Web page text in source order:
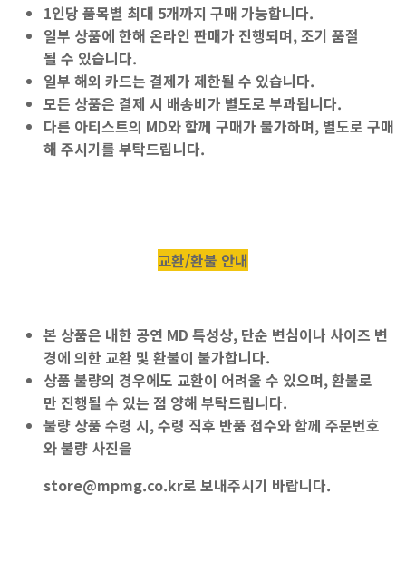
1인당 품목별 최대 5개까지 구매 가능합니다.
일부 상품에 한해 온라인 판매가 진행되며, 조기 품절
될 수 있습니다.
일부 해외 카드는 결제가 제한될 수 있습니다.
모든 상품은 결제 시 배송비가 별도로 부과됩니다.
다른 아티스트의 MD와 함께 구매가 불가하며, 별도로 구매
해 주시기를 부탁드립니다.
교환/환불 안내
본 상품은 내한 공연 MD 특성상, 단순 변심이나 사이즈 변
경에 의한 교환 및 환불이 불가합니다.
상품 불량의 경우에도 교환이 어려울 수 있으며, 환불로
만 진행될 수 있는 점 양해 부탁드립니다.
불량 상품 수령 시, 수령 직후 반품 접수와 함께 주문번호
와 불량 사진을
store@mpmg.co.kr로 보내주시기 바랍니다.